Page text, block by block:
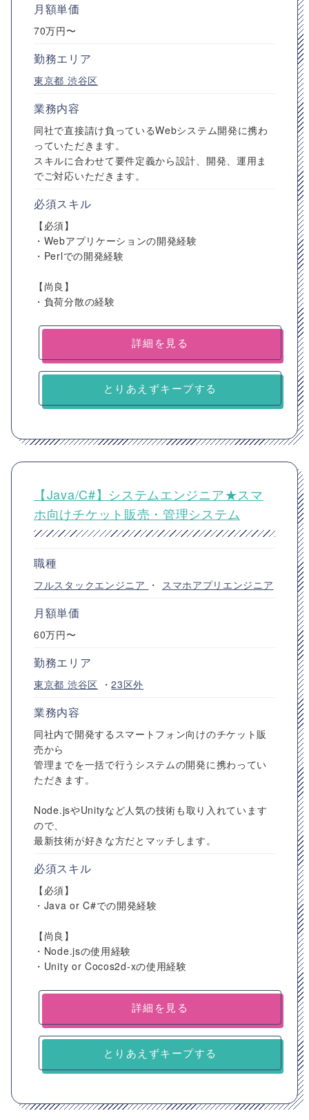
月額単価
70万円〜
勤務エリア
東京都 渋谷区
業務内容
同社で直接請け負っているWebシステム開発に携わ
っていただきます。
スキルに合わせて要件定義から設計、開発、運用ま
でご対応いただきます。
必須スキル
【必須】
・Webアプリケーションの開発経験
・Perlでの開発経験
【尚良】
・負荷分散の経験
詳細を見る
とりあえずキープする
【Java/C#】システムエンジニア★スマ
ホ向けチケット販売・管理システム
職種
フルスタックエンジニア ・ スマホアプリエンジニア
月額単価
60万円〜
勤務エリア
東京都 渋谷区 ・23区外
業務内容
同社内で開発するスマートフォン向けのチケット販
売から
管理までを一括で行うシステムの開発に携わってい
ただきます。
Node.jsやUnityなど人気の技術も取り入れています
ので、
最新技術が好きな方だとマッチします。
必須スキル
【必須】
・Java or C#での開発経験
【尚良】
・Node.jsの使用経験
・Unity or Cocos2d-xの使用経験
詳細を見る
とりあえずキープする